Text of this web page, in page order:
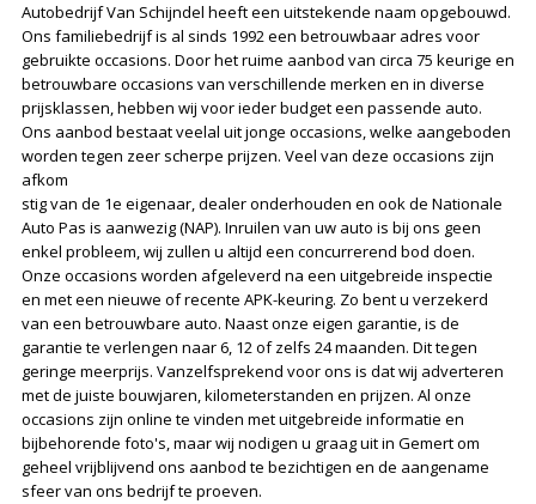
Autobedrijf Van Schijndel heeft een uitstekende naam opgebouwd.
Ons familiebedrijf is al sinds 1992 een betrouwbaar adres voor
gebruikte occasions. Door het ruime aanbod van circa 75 keurige en
betrouwbare occasions van verschillende merken en in diverse
prijsklassen, hebben wij voor ieder budget een passende auto.
Ons aanbod bestaat veelal uit jonge occasions, welke aangeboden
worden tegen zeer scherpe prijzen. Veel van deze occasions zijn
afkom
stig van de 1e eigenaar, dealer onderhouden en ook de Nationale
Auto Pas is aanwezig (NAP). Inruilen van uw auto is bij ons geen
enkel probleem, wij zullen u altijd een concurrerend bod doen.
Onze occasions worden afgeleverd na een uitgebreide inspectie
en met een nieuwe of recente APK-keuring. Zo bent u verzekerd
van een betrouwbare auto. Naast onze eigen garantie, is de
garantie te verlengen naar 6, 12 of zelfs 24 maanden. Dit tegen
geringe meerprijs. Vanzelfsprekend voor ons is dat wij adverteren
met de juiste bouwjaren, kilometerstanden en prijzen. Al onze
occasions zijn online te vinden met uitgebreide informatie en
bijbehorende foto's, maar wij nodigen u graag uit in Gemert om
geheel vrijblijvend ons aanbod te bezichtigen en de aangename
sfeer van ons bedrijf te proeven.